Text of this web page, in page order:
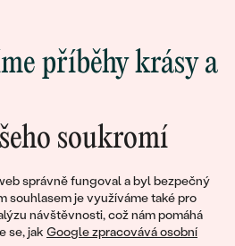
soukromí
správně fungoval a byl bezpečný
souhlasem je využíváme také pro
návštěvnosti, což nám pomáhá
se, jak Google zpracovává osobní
příběhy krásy a